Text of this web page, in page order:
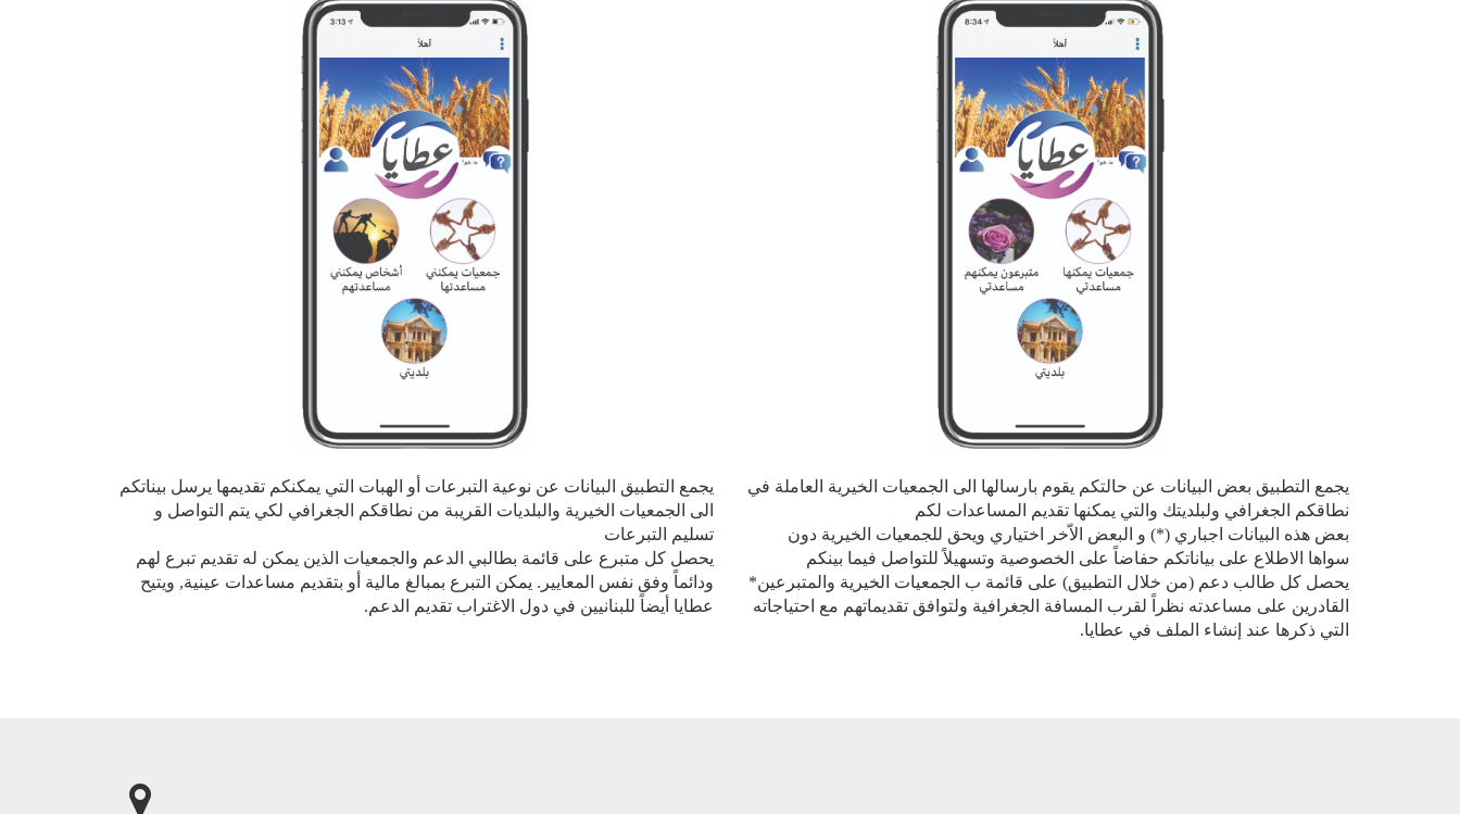
يجمع التطبيق البيانات عن نوعية التبرعات أو الهبات التي يمكنكم تقديمها يرسل بيناتكم
الى الجمعيات الخيرية والبلديات القريبة من نطاقكم الجغرافي لكي يتم التواصل و
تسليم التبرعات
يحصل كل متبرع على قائمة بطالبي الدعم والجمعيات الذين يمكن له تقديم تبرع لهم
ودائماً وفق نفس المعايير. يمكن التبرع بمبالغ مالية أو بتقديم مساعدات عينية, ويتيح
عطايا أيضاً للبنانيين في دول الاغتراب تقديم الدعم.
يجمع التطبيق بعض البيانات عن حالتكم يقوم بارسالها الى الجمعيات الخيرية العاملة في
نطاقكم الجغرافي ولبلديتك والتي يمكنها تقديم المساعدات لكم
بعض هذه البيانات اجباري (*) و البعض الاّخر اختياري ويحق للجمعيات الخيرية دون
سواها الاطلاع على بياناتكم حفاضاً على الخصوصية وتسهيلاً للتواصل فيما بينكم
يحصل كل طالب دعم (من خلال التطبيق) على قائمة ب الجمعيات الخيرية والمتبرعين*
القادرين على مساعدته نظراً لقرب المسافة الجغرافية ولتوافق تقديماتهم مع احتياجاته
التي ذكرها عند إنشاء الملف في عطايا.